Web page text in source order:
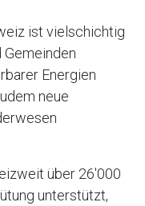
ist vielschichtig
Gemeinden
Energien
neue
über 26'000
unterstützt,